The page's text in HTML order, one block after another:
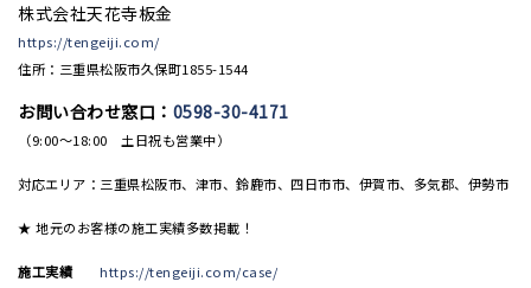
株式会社天花寺板金
https://tengeiji.com/
住所：三重県松阪市久保町1855-1544
お問い合わせ窓口： 0598-30-4171
（9:00〜18:00 土日祝も営業中）
対応エリア：三重県松阪市、津市、鈴鹿市、四日市市、伊賀市、多気郡、伊勢市
★ 地元のお客様の施工実績多数掲載！
施工実績
https://tengeiji.com/case/